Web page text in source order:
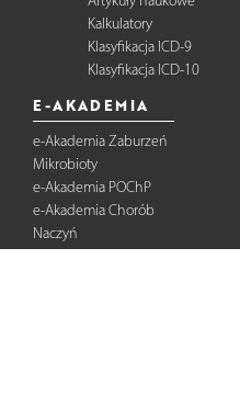
Kalkulatory
Klasyfikacja ICD-9
Klasyfikacja ICD-10
E-AKADEMIA
e-Akademia Zaburzeń
Mikrobioty
e-Akademia POChP
e-Akademia Chorób
Naczyń